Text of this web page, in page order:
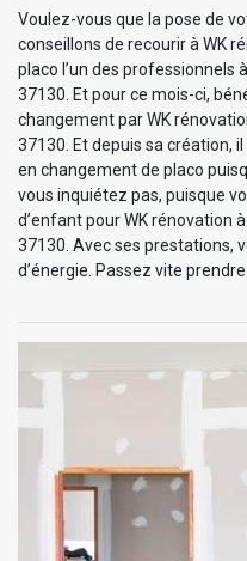
Voulez-vous que la pose de
conseillons de recourir à WK
placo l’un des professionnels
37130. Et pour ce mois-ci,
changement par WK
37130. Et depuis sa création,
en changement de placo
vous inquiétez pas, puisque
d’enfant pour WK rénovation
37130. Avec ses prestations,
d’énergie. Passez vite